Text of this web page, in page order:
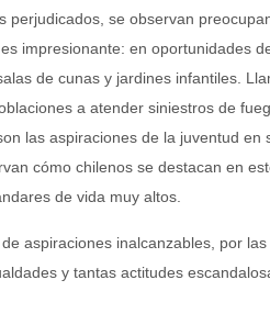
perjudicados, se observan
impresionante: en oportunidades
de cunas y jardines infantiles.
a atender siniestros de
las aspiraciones de la juventud en
cómo chilenos se destacan en
de vida muy altos.
aspiraciones inalcanzables, por
y tantas actitudes